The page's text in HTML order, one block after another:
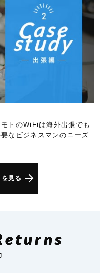
トのWiFiは海外出張でも
なビジネスマンのニーズ
見る